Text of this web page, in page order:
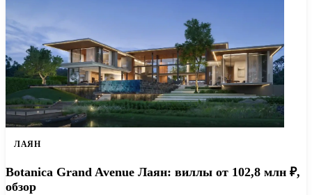
ЛАЯН
Botanica Grand Avenue Лаян: виллы от 102,8 млн ₽,
обзор